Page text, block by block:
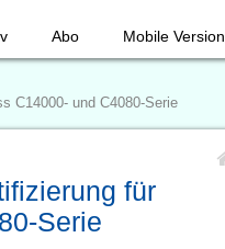
Abo Mobile Version
C14000- und C4080-Serie
für
Serie